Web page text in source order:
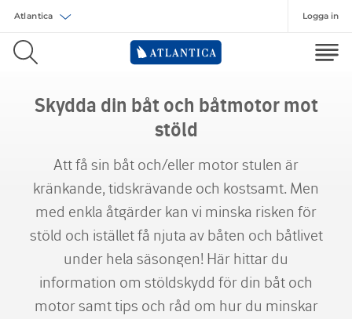
Välj försäkring
Logga in
Skydda din båt och båtmotor mot
stöld
Att få sin båt och/eller motor stulen är
kränkande, tidskrävande och kostsamt. Men
med enkla åtgärder kan vi minska risken för
stöld och istället få njuta av båten och båtlivet
under hela säsongen! Här hittar du
information om stöldskydd för din båt och
motor samt tips och råd om hur du minskar